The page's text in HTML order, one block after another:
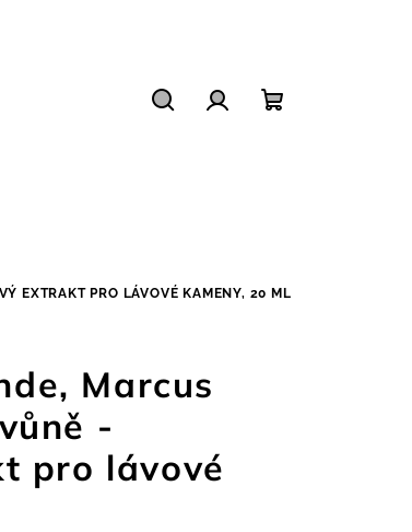
EXTRAKT PRO LÁVOVÉ KAMENY, 20 ML
Marcus
-
pro lávové